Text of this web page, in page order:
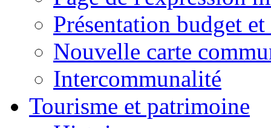
Présentation budget
Nouvelle carte
Intercommunalité
Tourisme et patrimoine